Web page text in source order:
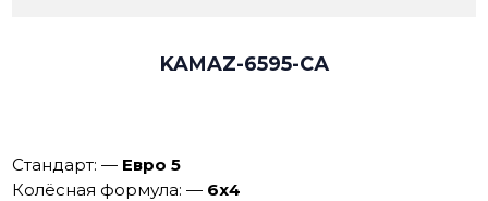
KAMAZ-6595-СА
Стандарт: — Евро 5
Колёсная формула: — 6х4